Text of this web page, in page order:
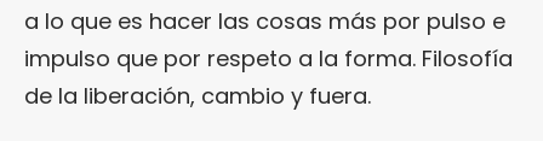
a lo que es hacer las cosas más por pulso e
impulso que por respeto a la forma. Filosofía
de la liberación, cambio y fuera.